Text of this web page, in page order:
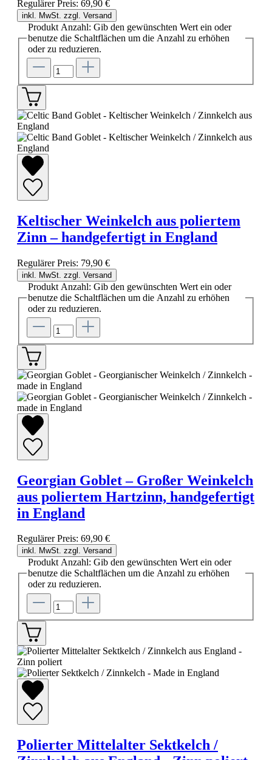
Regulärer Preis: 69,90 €
inkl. MwSt. zzgl. Versand
Produkt Anzahl: Gib den gewünschten Wert ein oder
benutze die Schaltflächen um die Anzahl zu erhöhen
oder zu reduzieren.
Keltischer Weinkelch aus poliertem
Zinn – handgefertigt in England
Regulärer Preis: 79,90 €
inkl. MwSt. zzgl. Versand
Produkt Anzahl: Gib den gewünschten Wert ein oder
benutze die Schaltflächen um die Anzahl zu erhöhen
oder zu reduzieren.
Georgian Goblet – Großer Weinkelch
aus poliertem Hartzinn, handgefertigt
in England
Regulärer Preis: 69,90 €
inkl. MwSt. zzgl. Versand
Produkt Anzahl: Gib den gewünschten Wert ein oder
benutze die Schaltflächen um die Anzahl zu erhöhen
oder zu reduzieren.
Polierter Mittelalter Sektkelch /